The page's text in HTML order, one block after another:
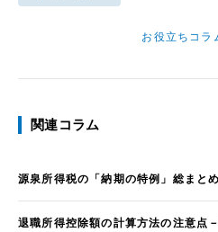
お役立ちコラ
関連コラム
源泉所得税の「納期の特例」総まとめ
退職所得控除額の計算方法の注意点